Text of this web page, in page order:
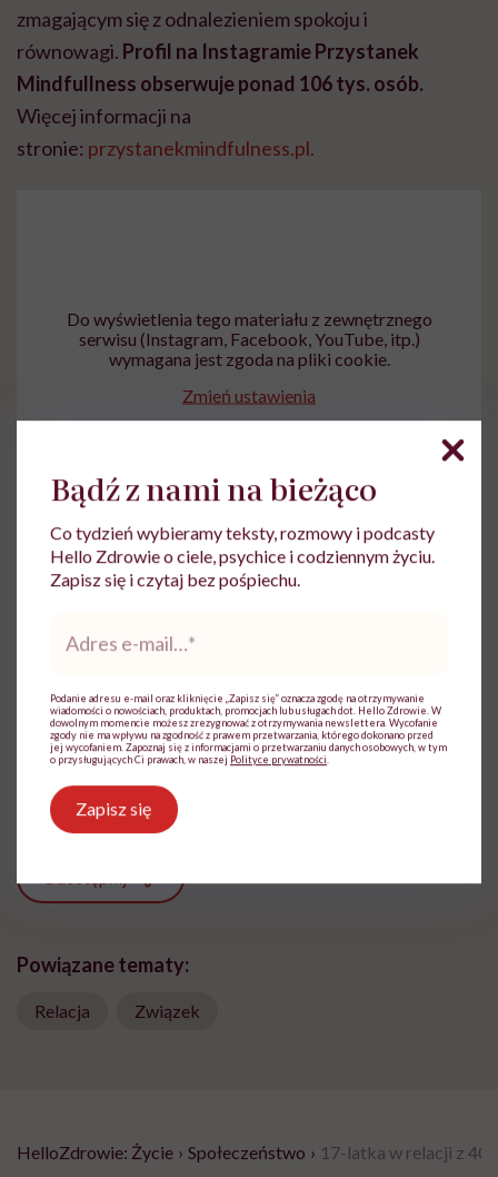
zmagającym się z odnalezieniem spokoju i
równowagi. Profil na Instagramie Przystanek
Mindfullness obserwuje ponad 106 tys. osób.
Więcej informacji na
stronie: przystanekmindfulness.pl.
Do wyświetlenia tego materiału z zewnętrznego
serwisu (Instagram, Facebook, YouTube, itp.)
wymagana jest zgoda na pliki cookie.
Zmień ustawienia
Dziennikarka, której temat zdrowia zawsze
był bliski. Związana była m.in. z TVN,
Polską Agencją Prasową i Wirtualną Polską
Zobacz profil
Powiązane tematy:
Relacja Związek
HelloZdrowie: Życie › Społeczeństwo › 17-latka w relacji z 40-
Bądź z nami na bieżąco
Co tydzień wybieramy teksty, rozmowy i podcasty
Hello Zdrowie o ciele, psychice i codziennym życiu.
Zapisz się i czytaj bez pośpiechu.
mail*
Podanie adresu e-mail oraz kliknięcie „Zapisz się” oznacza zgodę na otrzymywanie
wiadomości o nowościach, produktach, promocjach lub usługach dot. Hello Zdrowie. W
dowolnym momencie możesz zrezygnować z otrzymywania newslettera. Wycofanie
zgody nie ma wpływu na zgodność z prawem przetwarzania, którego dokonano przed
jej wycofaniem. Zapoznaj się z informacjami o przetwarzaniu danych osobowych, w tym
o przysługujących Ci prawach, w naszej Polityce prywatności
Zapisz się